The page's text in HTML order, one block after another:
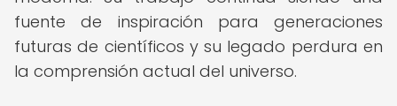
fuente de inspiración para generaciones
futuras de científicos y su legado perdura en
la comprensión actual del universo.